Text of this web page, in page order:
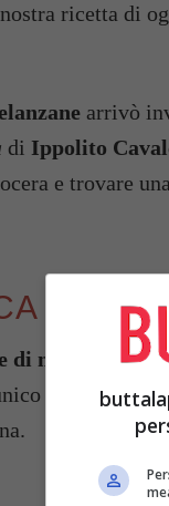
ricetta di
arrivò
di Ippolito
e trovare
DI
di mia suocera
molto